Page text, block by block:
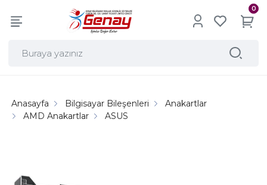
0
Anasayfa Bilgisayar Bileşenleri
Anakartlar
AMD Anakartlar
ASUS